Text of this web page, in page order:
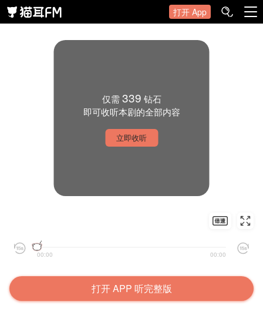
打开 App
仅需339 钻石
即可收听本剧的全部内容
立即收听
00:00 00:00
打开 APP 听完整版